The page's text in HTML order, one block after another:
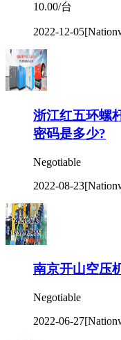
密码是多少?
Negotiable
2022-08-23
南京开山空压
Negotiable
2022-06-27
阿特拉斯大型
Negotiable